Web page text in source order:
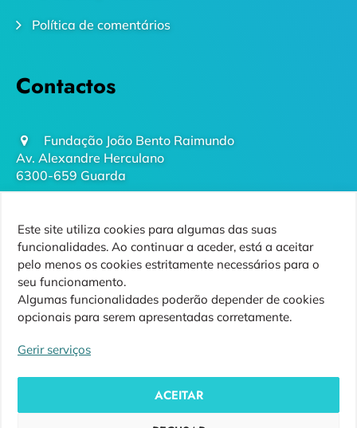
Este site utiliza cookies para algumas das suas
funcionalidades. Ao continuar a aceder, está a aceitar
pelo menos os cookies estritamente necessários para o
seu funcionamento.
Algumas funcionalidades poderão depender de cookies
opcionais para serem apresentadas corretamente.
Gerir serviços
ACEITAR
Política de comentários
Contactos
Fundação João Bento Raimundo
Av. Alexandre Herculano
6300-659 Guarda
271 220 410
(chamada para rede fixa nacional)
Siga-nos